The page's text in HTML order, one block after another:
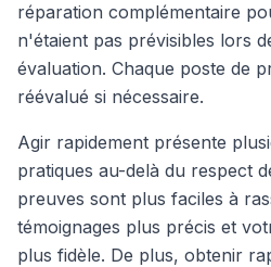
réparation complémentaire
n'étaient pas prévisibles lors
évaluation. Chaque poste de
réévalué si nécessaire.
Agir rapidement présente
pratiques au-delà du respect
preuves sont plus faciles à
témoignages plus précis et
plus fidèle. De plus, obtenir